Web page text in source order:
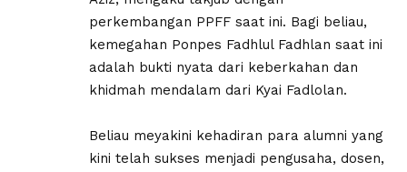
perkembangan PPFF saat ini. Bagi beliau,
kemegahan Ponpes Fadhlul Fadhlan saat ini
adalah bukti nyata dari keberkahan dan
khidmah mendalam dari Kyai Fadlolan.
​Beliau meyakini kehadiran para alumni yang
kini telah sukses menjadi pengusaha, dosen,